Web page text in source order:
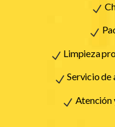
Limpieza
Servicio de
Atención